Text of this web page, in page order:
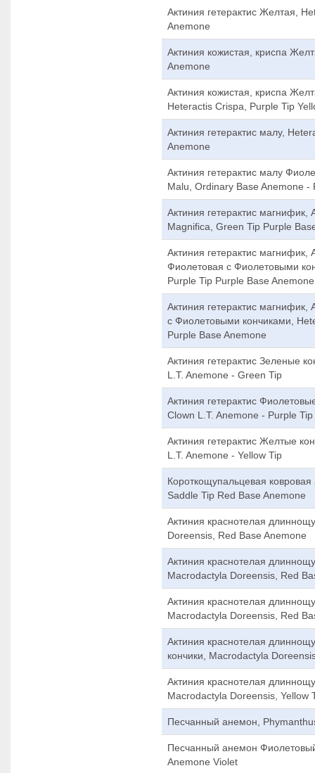
Актиния гетерактис Желтая,
Anemone
Актиния кожистая, криспа
Anemone
Актиния кожистая, криспа
Heteractis Crispa, Purple Tip
Актиния гетерактис малу,
Anemone
Актиния гетерактис малу
Malu, Ordinary Base Anemone -
Актиния гетерактис
Magnifica, Green Tip Purple
Актиния гетерактис магнифик,
Фиолетовая с Фиолетовыми
Purple Tip Purple Base Anemone
Актиния гетерактис
с Фиолетовыми кончиками,
Purple Base Anemone
Актиния гетерактис Зеленые
L.T. Anemone - Green Tip
Актиния гетерактис
Clown L.T. Anemone - Purple Tip
Актиния гетерактис Желтые
L.T. Anemone - Yellow Tip
Короткощупальцевая
Saddle Tip Red Base Anemone
Актиния краснотелая
Doreensis, Red Base Anemone
Актиния краснотелая
Macrodactyla Doreensis, Red
Актиния краснотелая
Macrodactyla Doreensis, Red
Актиния краснотелая
кончики, Macrodactyla
Актиния краснотелая
Macrodactyla Doreensis, Yellow
Песчанный анемон,
Песчанный анемон
Anemone Violet